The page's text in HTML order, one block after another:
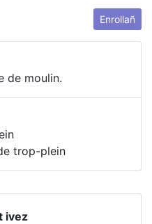
Enrollañ
de moulin.
trop-plein
ivez